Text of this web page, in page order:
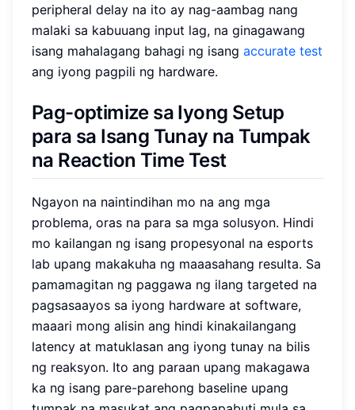
peripheral delay na ito ay nag-aambag nang
malaki sa kabuuang input lag, na ginagawang
isang mahalagang bahagi ng isang accurate test
ang iyong pagpili ng hardware.
Pag-optimize sa Iyong Setup
para sa Isang Tunay na Tumpak
na Reaction Time Test
Ngayon na naintindihan mo na ang mga
problema, oras na para sa mga solusyon. Hindi
mo kailangan ng isang propesyonal na esports
lab upang makakuha ng maaasahang resulta. Sa
pamamagitan ng paggawa ng ilang targeted na
pagsasaayos sa iyong hardware at software,
maaari mong alisin ang hindi kinakailangang
latency at matuklasan ang iyong tunay na bilis
ng reaksyon. Ito ang paraan upang makagawa
ka ng isang pare-parehong baseline upang